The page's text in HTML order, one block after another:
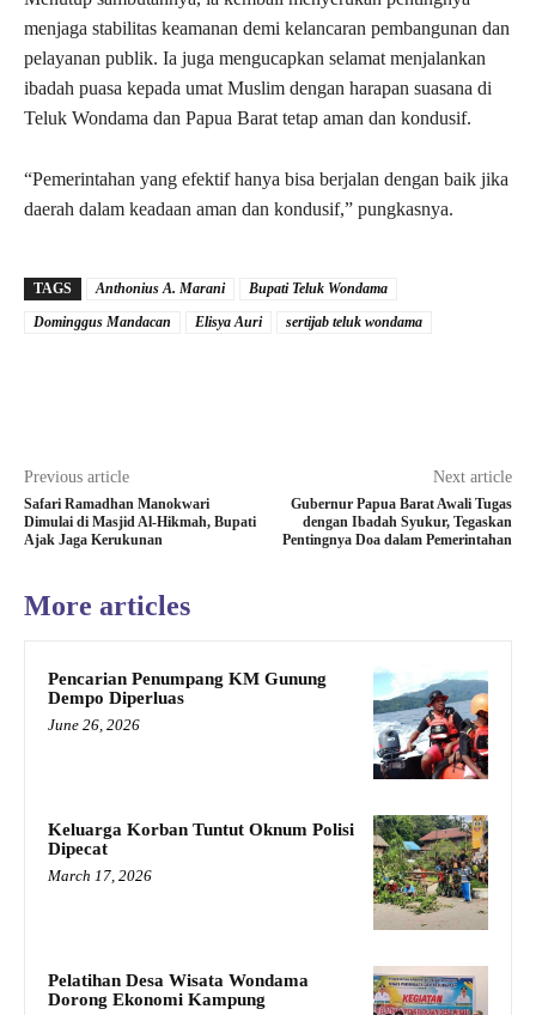
menjaga stabilitas keamanan demi kelancaran pembangunan dan
pelayanan publik. Ia juga mengucapkan selamat menjalankan
ibadah puasa kepada umat Muslim dengan harapan suasana di
Teluk Wondama dan Papua Barat tetap aman dan kondusif.
“Pemerintahan yang efektif hanya bisa berjalan dengan baik jika
daerah dalam keadaan aman dan kondusif,” pungkasnya.
TAGS Anthonius A. Marani
Bupati Teluk Wondama
Dominggus Mandacan
Elisya Auri sertijab teluk wondama
Previous article
Safari Ramadhan Manokwari
Dimulai di Masjid Al-Hikmah, Bupati
Ajak Jaga Kerukunan
Next article
Gubernur Papua Barat Awali Tugas
dengan Ibadah Syukur, Tegaskan
Pentingnya Doa dalam Pemerintahan
More articles
Pencarian Penumpang KM Gunung
Dempo Diperluas
June 26, 2026
Keluarga Korban Tuntut Oknum Polisi
Dipecat
March 17, 2026
Pelatihan Desa Wisata Wondama
Dorong Ekonomi Kampung